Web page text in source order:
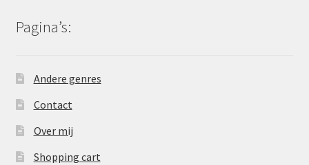
Pagina’s:
Andere genres
Contact
Over mij
Shopping cart